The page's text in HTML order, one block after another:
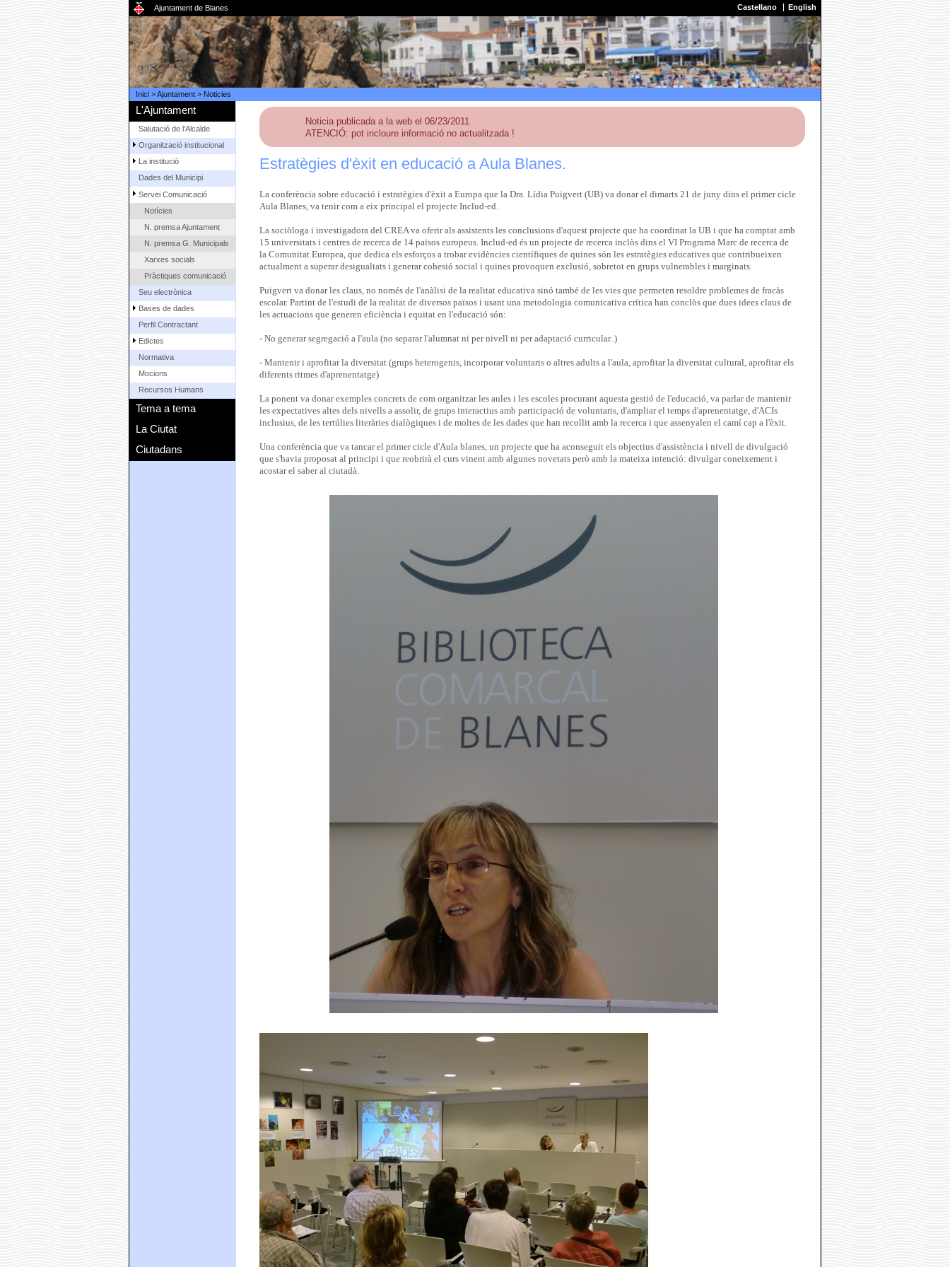
Ajuntament de Blanes Castellano English
Inici>Ajuntament> Noticies
L'Ajuntament
Salutació de l'Alcalde
Organització institucional
La institució
Dades del Municipi
Servei Comunicació
Notícies
N. premsa Ajuntament
N. premsa G. Municipals
Xarxes socials
Pràctiques comunicació
Seu electrònica
Bases de dades
Perfil Contractant
Edictes
Normativa
Mocions
Recursos Humans
Tema a tema
La Ciutat
Ciutadans
Noticia publicada a la web el 06/23/2011
ATENCIÓ: pot incloure informació no actualitzada !
Estratègies d'èxit en educació a Aula Blanes.
La conferència sobre educació i estratègies d'èxit a Europa que la Dra. Lídia Puigvert (UB) va donar el dimarts 21 de juny dins el primer cicle
Aula Blanes, va tenir com a eix principal el projecte Includ-ed.
La sociòloga i investigadora del CREA va oferir als assistents les conclusions d'aquest projecte que ha coordinat la UB i que ha comptat amb
15 universitats i centres de recerca de 14 països europeus. Includ-ed és un projecte de recerca inclòs dins el VI Programa Marc de recerca de
la Comunitat Europea, que dedica els esforços a trobar evidències científiques de quines són les estratègies educatives que contribueixen
actualment a superar desigualtats i generar cohesió social i quines provoquen exclusió, sobretot en grups vulnerables i marginats.
Puigvert va donar les claus, no només de l'anàlisi de la realitat educativa sinó també de les vies que permeten resoldre problemes de fracàs
escolar. Partint de l'estudi de la realitat de diversos països i usant una metodologia comunicativa crítica han conclòs que dues idees claus de
les actuacions que generen eficiència i equitat en l'educació són:
- No generar segregació a l'aula (no separar l'alumnat ni per nivell ni per adaptació curricular..)
- Mantenir i aprofitar la diversitat (grups heterogenis, incorporar voluntaris o altres adults a l'aula, aprofitar la diversitat cultural, aprofitar els
diferents ritmes d'aprenentatge)
La ponent va donar exemples concrets de com organitzar les aules i les escoles procurant aquesta gestió de l'educació, va parlar de mantenir
les expectatives altes dels nivells a assolir, de grups interactius amb participació de voluntaris, d'ampliar el temps d'aprenentatge, d'ACIs
inclusius, de les tertúlies literàries dialògiques i de moltes de les dades que han recollit amb la recerca i que assenyalen el camí cap a l'èxit.
Una conferència que va tancar el primer cicle d'Aula blanes, un projecte que ha aconseguit els objectius d'assistència i nivell de divulgació
que s'havia proposat al principi i que reobrirà el curs vinent amb algunes novetats però amb la mateixa intenció: divulgar coneixement i
acostar el saber al ciutadà.